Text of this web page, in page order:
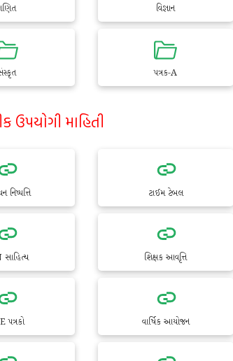
વિજ્ઞાન
પત્રક-A
ઉપયોગી માહિતી
નિષ્પત્તિ ટાઈમ ટેબલ
શિક્ષક આવૃત્તિ
પત્રકો વાર્ષિક આયોજન